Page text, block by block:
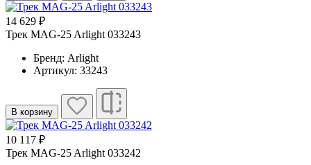
14 629 ₽
Трек MAG-25 Arlight 033243
Бренд: Arlight
Артикул: 33243
В корзину
10 117 ₽
Трек MAG-25 Arlight 033242